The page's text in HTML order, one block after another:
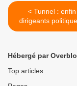
< Tunnel : enfin les
dirigeants
occupent.
Hébergé par
Top articles